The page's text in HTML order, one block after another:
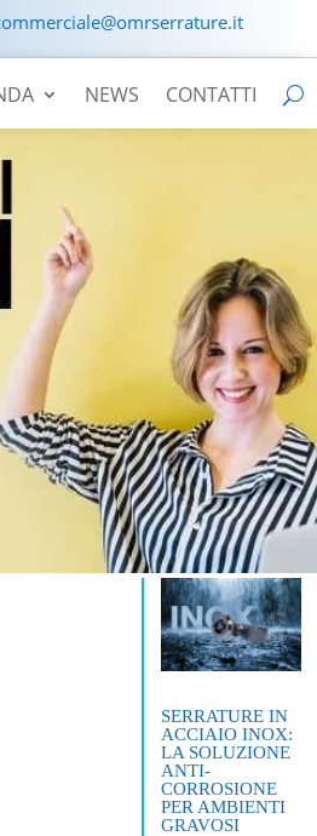
NEWS CONTATTI
SERRATURE IN
ACCIAIO INOX:
LA SOLUZIONE
ANTI-
CORROSIONE
PER AMBIENTI
GRAVOSI